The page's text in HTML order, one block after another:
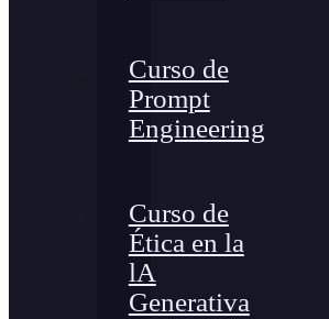
Curso de
Prompt
Engineering
Curso de
Ética en la
lA
Generativa